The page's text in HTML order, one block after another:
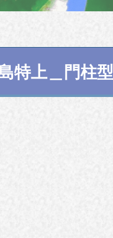
特上＿門柱型